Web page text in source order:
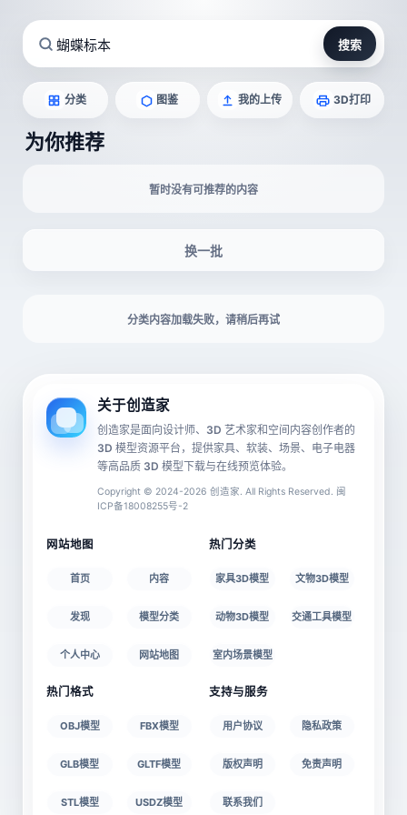
搜索
分类 图鉴 我的上传 3D打印
为你推荐
暂时没有可推荐的内容
换一批
分类内容加载失败，请稍后再试
关于创造家
创造家是面向设计师、3D 艺术家和空间内容创作者的
3D 模型资源平台，提供家具、软装、场景、电子电器
等高品质 3D 模型下载与在线预览体验。
Copyright © 2024-2026 创造家. All Rights Reserved. 闽
ICP备18008255号-2
网站地图
首页 内容
发现 模型分类
个人中心 网站地图
热门分类
家具3D模型 文物3D模型
动物3D模型 交通工具模型
室内场景模型
热门格式
OBJ模型 FBX模型
GLB模型 GLTF模型
STL模型 USDZ模型
支持与服务
用户协议 隐私政策
版权声明 免责声明
联系我们